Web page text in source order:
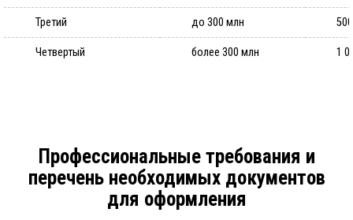
Третий до 300 млн
Четвертый более 300 млн 1
Профессиональные требования и
перечень необходимых документов
для оформления